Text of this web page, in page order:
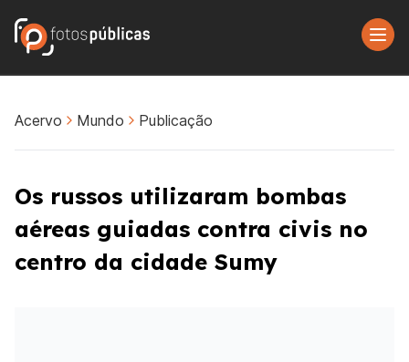
Acervo Mundo Publicação
Os russos utilizaram bombas
aéreas guiadas contra civis no
centro da cidade Sumy